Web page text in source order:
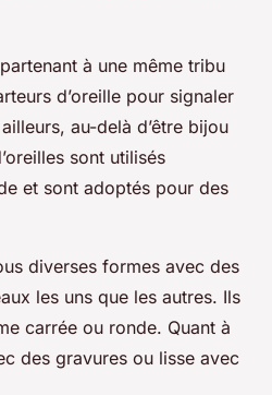
à une même tribu
d’oreille pour signaler
au-delà d’être bijou
sont utilisés
et sont adoptés pour des
diverses formes avec des
les uns que les autres. Ils
carrée ou ronde. Quant à
des gravures ou lisse avec